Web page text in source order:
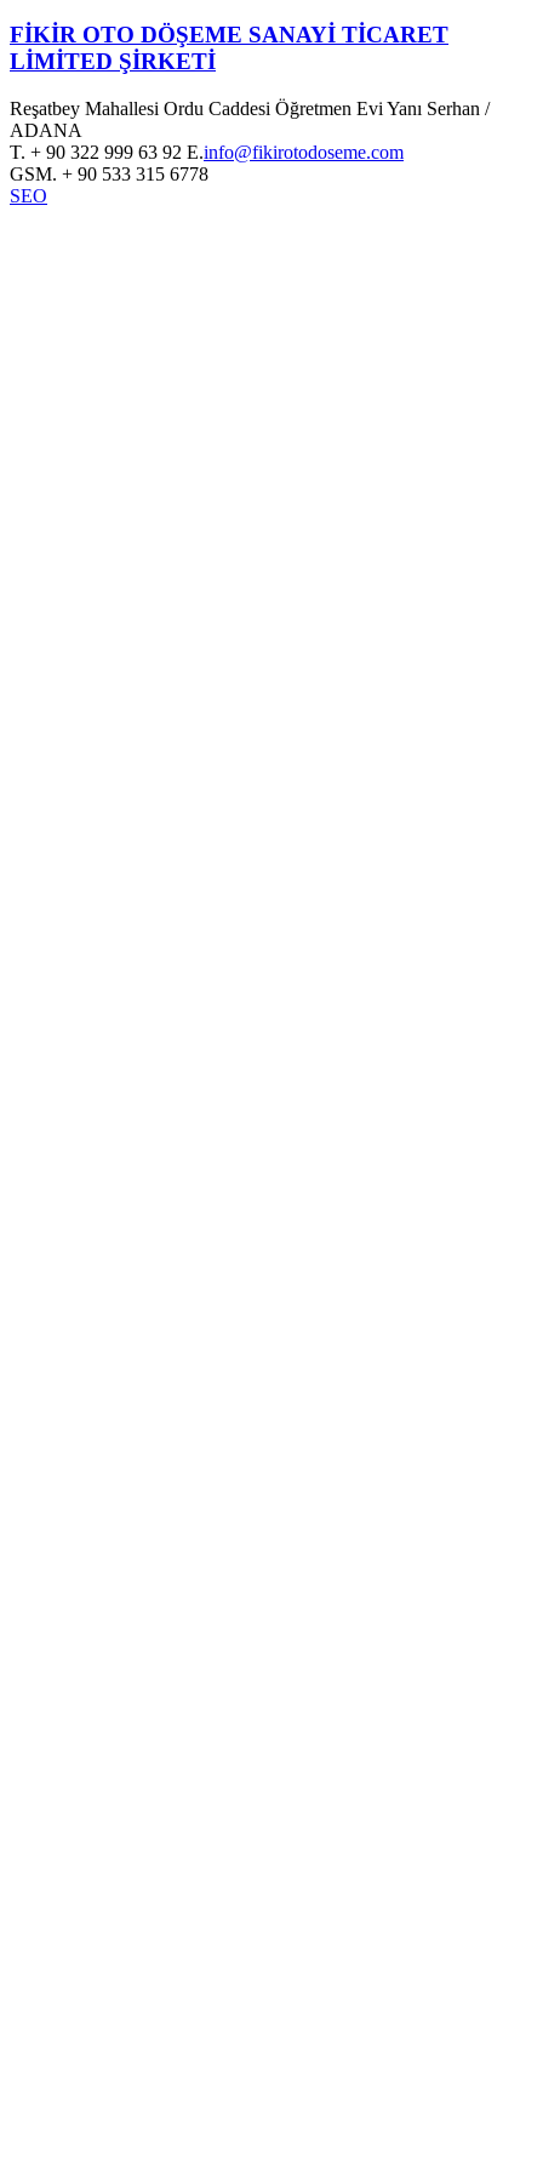
FİKİR OTO DÖŞEME SANAYİ TİCARET
LİMİTED ŞİRKETİ
Reşatbey Mahallesi Ordu Caddesi Öğretmen Evi Yanı Serhan /
ADANA
T. + 90 322 999 63 92 E.info@fikirotodoseme.com
GSM. + 90 533 315 6778
SEO